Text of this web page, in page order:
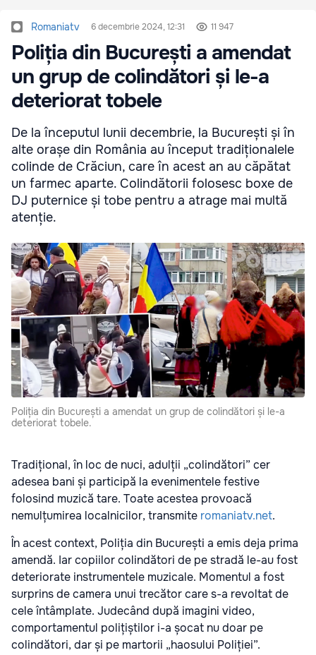
Romaniatv 6 decembrie 2024, 12:31 11 947
Poliția din București a amendat
un grup de colindători și le-a
deteriorat tobele
De la începutul lunii decembrie, la București și în
alte orașe din România au început tradiționalele
colinde de Crăciun, care în acest an au căpătat
un farmec aparte. Colindătorii folosesc boxe de
DJ puternice și tobe pentru a atrage mai multă
atenție.
Poliția din București a amendat un grup de colindători și le-a
deteriorat tobele.
Tradițional, în loc de nuci, adulții „colindători” cer
adesea bani și participă la evenimentele festive
folosind muzică tare. Toate acestea provoacă
nemulțumirea localnicilor, transmite romaniatv.net.
În acest context, Poliția din București a emis deja prima
amendă. Iar copiilor colindători de pe stradă le-au fost
deteriorate instrumentele muzicale. Momentul a fost
surprins de camera unui trecător care s-a revoltat de
cele întâmplate. Judecând după imagini video,
comportamentul polițiștilor i-a șocat nu doar pe
colindători, dar și pe martorii „haosului Poliției”.